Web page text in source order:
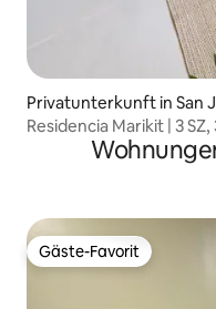
Privatunterkunft in San
Residencia Marikit | 3
Gäste-Favorit
Gäste-Favorit